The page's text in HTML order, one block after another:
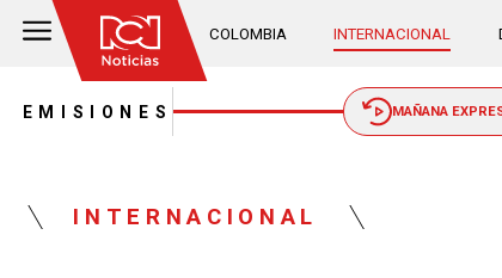
COLOMBIA INTERNACIONAL
EMISIONES MAÑANA
INTERNACIONAL